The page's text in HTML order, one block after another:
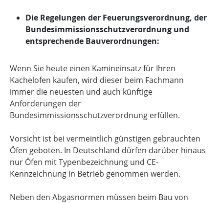
Die Regelungen der Feuerungsverordnung, der
Bundesimmissionsschutzverordnung und
entsprechende Bauverordnungen:
Wenn Sie heute einen Kamineinsatz für Ihren
Kachelofen kaufen, wird dieser beim Fachmann
immer die neuesten und auch künftige
Anforderungen der
Bundesimmissionsschutzverordnung erfüllen.
Vorsicht ist bei vermeintlich günstigen gebrauchten
Öfen geboten. In Deutschland dürfen darüber hinaus
nur Öfen mit Typenbezeichnung und CE-
Kennzeichnung in Betrieb genommen werden.
Neben den Abgasnormen müssen beim Bau von